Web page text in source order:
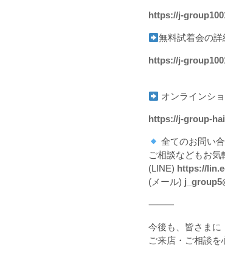
https://j-
無料試着会の詳
https://j-
オンラインシ
https://j-group-
全てのお問い
ご相談などもお気
(LINE) https://
(メール)
⸻
今後も、皆さまに
ご来店・ご相談